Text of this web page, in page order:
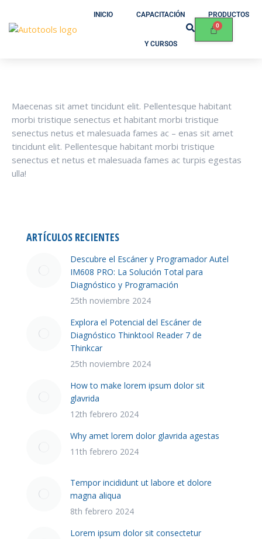
INICIO CAPACITACIÓN
Y CURSOS
PRODUCTOS
Maecenas sit amet tincidunt elit. Pellentesque habitant
morbi tristique senectus et habitant morbi tristique
senectus netus et malesuada fames ac – enas sit amet
tincidunt elit. Pellentesque habitant morbi tristique
senectus et netus et malesuada fames ac turpis egestas
ulla!
ARTÍCULOS RECIENTES
Descubre el Escáner y Programador Autel
IM608 PRO: La Solución Total para
Diagnóstico y Programación
25th noviembre 2024
Explora el Potencial del Escáner de
Diagnóstico Thinktool Reader 7 de
Thinkcar
25th noviembre 2024
How to make lorem ipsum dolor sit
glavrida
12th febrero 2024
Why amet lorem dolor glavrida agestas
11th febrero 2024
Tempor incididunt ut labore et dolore
magna aliqua
8th febrero 2024
Lorem ipsum dolor sit consectetur